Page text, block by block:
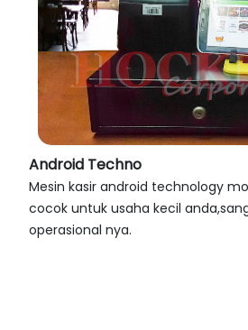
Android Techno
Mesin kasir android technology
cocok untuk usaha kecil
operasional nya.